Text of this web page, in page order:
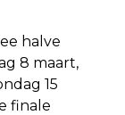
halve
8 maart,
15
finale